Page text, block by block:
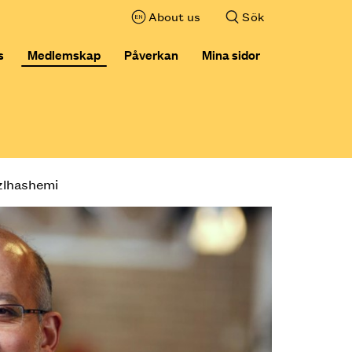
About us Sök
Medlemskap Påverkan Mina sidor